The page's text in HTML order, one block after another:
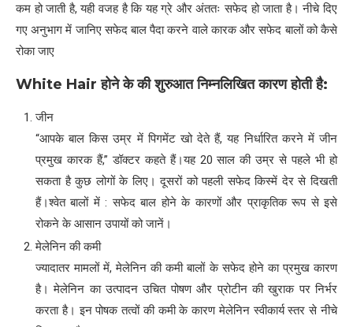
कम हो जाती है, यही वजह है कि यह ग्रे और अंततः सफेद हो जाता है। नीचे दिए
गए अनुभाग में जानिए सफेद बाल पैदा करने वाले कारक और सफेद बालों को कैसे
रोका जाए
White Hairहोने के की शुरुआत निम्नलिखित कारण होती है:
जीन
“आपके बाल किस उम्र में पिगमेंट खो देते हैं, यह निर्धारित करने में जीन
प्रमुख कारक हैं,” डॉक्टर कहते हैं।यह 20 साल की उम्र से पहले भी हो
सकता है कुछ लोगों के लिए। दूसरों को पहली सफेद किस्में देर से दिखती
हैं।श्वेत बालों में : सफेद बाल होने के कारणों और प्राकृतिक रूप से इसे
रोकने के आसान उपायों को जानें।
मेलेनिन की कमी
ज्यादातर मामलों में, मेलेनिन की कमी बालों के सफेद होने का प्रमुख कारण
है। मेलेनिन का उत्पादन उचित पोषण और प्रोटीन की खुराक पर निर्भर
करता है। इन पोषक तत्वों की कमी के कारण मेलेनिन स्वीकार्य स्तर से नीचे